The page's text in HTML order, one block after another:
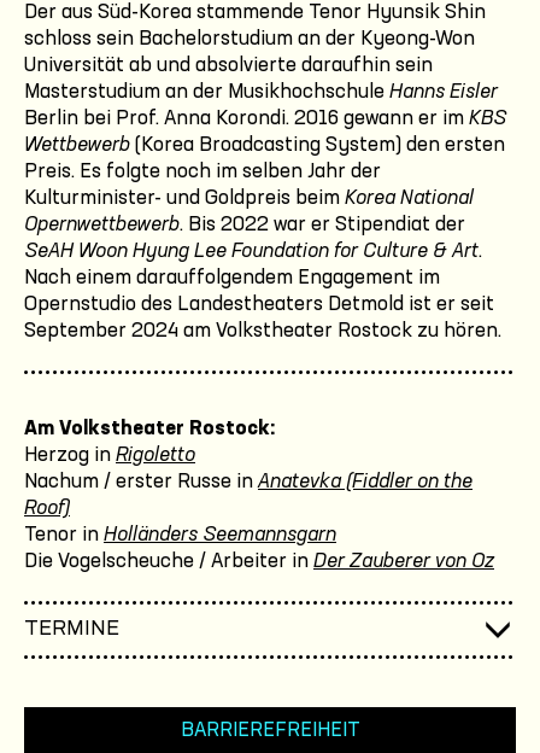
Der aus Süd-Korea stammende Tenor Hyunsik Shin
schloss sein Bachelorstudium an der Kyeong-Won
Universität ab und absolvierte daraufhin sein
Masterstudium an der Musikhochschule Hanns Eisler
Berlin bei Prof. Anna Korondi. 2016 gewann er im KBS
Wettbewerb (Korea Broadcasting System) den ersten
Preis. Es folgte noch im selben Jahr der
Kulturminister- und Goldpreis beim Korea National
Opernwettbewerb. Bis 2022 war er Stipendiat der
SeAH Woon Hyung Lee Foundation for Culture & Art.
Nach einem darauffolgendem Engagement im
Opernstudio des Landestheaters Detmold ist er seit
September 2024 am Volkstheater Rostock zu hören.
Am Volkstheater Rostock:
Herzog in Rigoletto
Nachum / erster Russe in Anatevka (Fiddler on the
Roof)
Tenor in Holländers Seemannsgarn
Die Vogelscheuche / Arbeiter in Der Zauberer von Oz
TERMINE
BARRIEREFREIHEIT